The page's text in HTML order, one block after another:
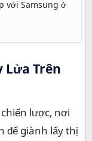
với Samsung ở
Lửa Trên
lược, nơi
để giành lấy thị